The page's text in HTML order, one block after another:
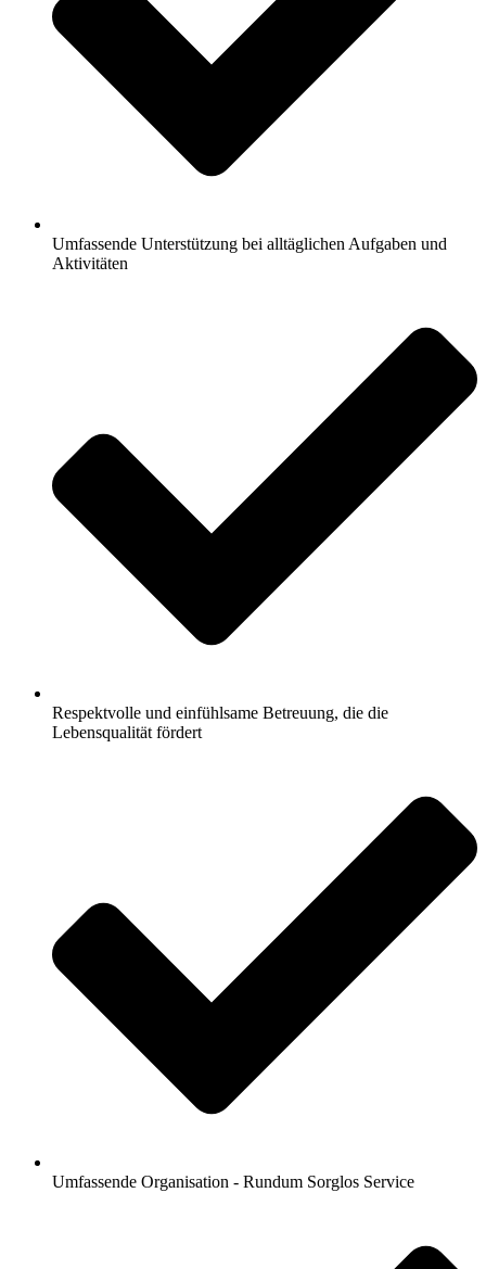
Umfassende Unterstützung bei alltäglichen Aufgaben und
Aktivitäten
Respektvolle und einfühlsame Betreuung, die die
Lebensqualität fördert
Umfassende Organisation - Rundum Sorglos Service